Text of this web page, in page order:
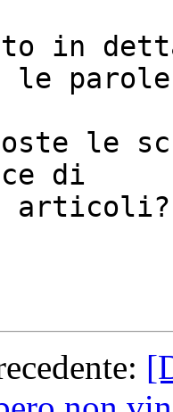
in
le
le
di
articoli?